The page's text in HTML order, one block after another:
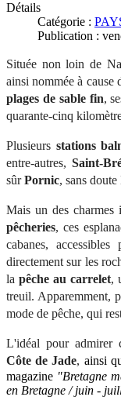
Détails
Catégorie :
Publication :
Située non loin de
ainsi nommée à cause
plages de sable fin,
quarante-cinq
Plusieurs stations
entre-autres,Saint-
sûrPornic, sans
Mais un des charmes
pêcheries, ces
cabanes, accessibles
directement sur les
la pêche au carrelet,
treuil. Apparemment,
mode de pêche, qui
L'idéal pour admirer
Côte de Jade, ainsi
magazine "Bretagne
en Bretagne / juin -